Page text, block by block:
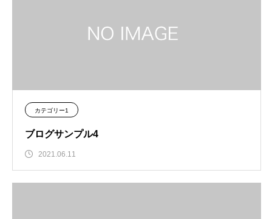
カテゴリー1
ブログサンプル4
2021.06.11